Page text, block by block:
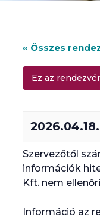
« Összes
Ez az
Szervezőtől
információk
Kft. nem
Információ az